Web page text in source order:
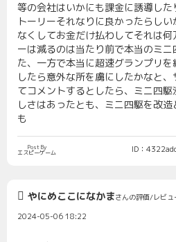
等の会社はいかにも課金に誘導し
トーリーそれなりに良かったらし
なくしてお金だけ払わしてそれは
ーは減るのは当たり前で本当のミ
た、一方で本当に超速グランプリ
したら意外な所を虜にしたかなと
てコメントするとしたら、ミニ四
しさはあったとも、ミニ四駆を改
も
Post By
エスピーゲーム ID：
やにめここになかまさんの評価/レビュ
2024-05-06 18:22